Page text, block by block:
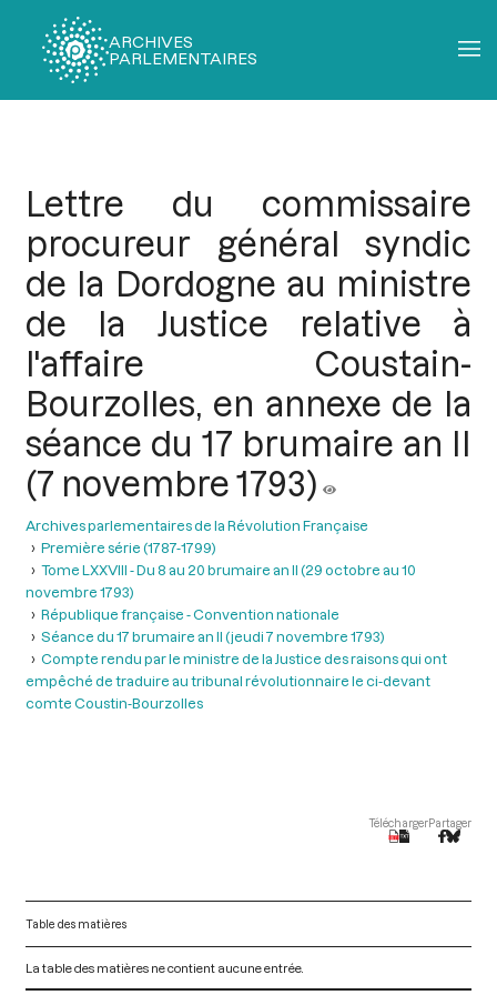
ARCHIVES
PARLEMENTAIRES
Lettre du commissaire
procureur général syndic
de la Dordogne au ministre
de la Justice relative à
l'affaire Coustain-
Bourzolles, en annexe de la
séance du 17 brumaire an II
(7 novembre 1793)
Archives parlementaires de la Révolution Française
Première série (1787-1799)
Tome LXXVIII - Du 8 au 20 brumaire an II (29 octobre au 10
novembre 1793)
République française - Convention nationale
Séance du 17 brumaire an II (jeudi 7 novembre 1793)
Compte rendu par le ministre de la Justice des raisons qui ont
empêché de traduire au tribunal révolutionnaire le ci-devant
comte Coustin-Bourzolles
TéléchargerPartager
Table des matières
La table des matières ne contient aucune entrée.